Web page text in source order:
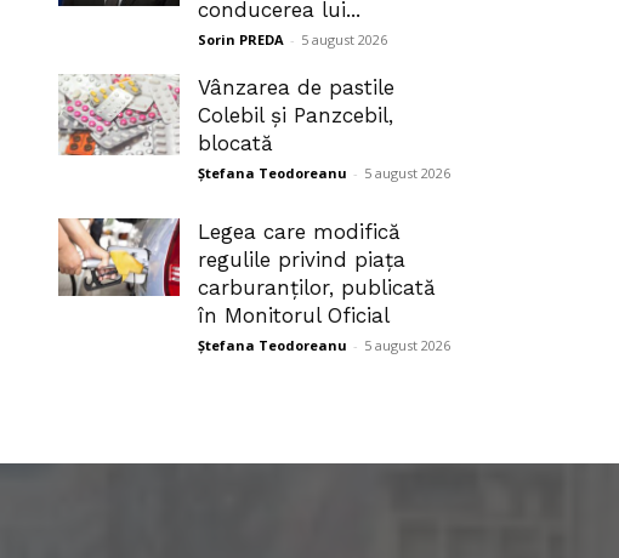
conducerea lui...
Sorin PREDA - 5 august 2026
Vânzarea de pastile
Colebil și Panzcebil,
blocată
Ștefana Teodoreanu - 5 august 2026
Legea care modifică
regulile privind piața
carburanților, publicată
în Monitorul Oficial
Ștefana Teodoreanu - 5 august 2026